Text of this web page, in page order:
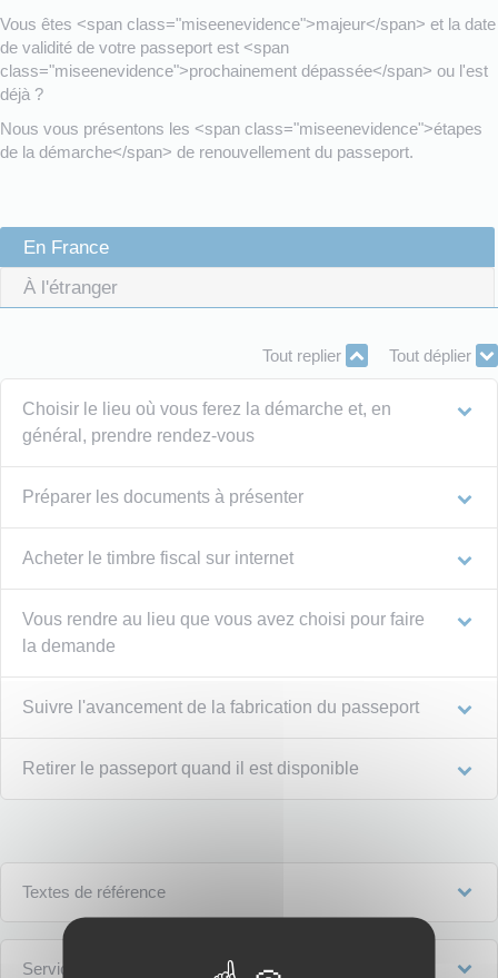
Vous êtes <span class="miseenevidence">majeur</span> et la date
de validité de votre passeport est <span
class="miseenevidence">prochainement dépassée</span> ou l'est
déjà ?
Nous vous présentons les <span class="miseenevidence">étapes
de la démarche</span> de renouvellement du passeport.
En France
À l'étranger
Tout replier Tout déplier
Choisir le lieu où vous ferez la démarche et, en
général, prendre rendez-vous
Préparer les documents à présenter
Acheter le timbre fiscal sur internet
Vous rendre au lieu que vous avez choisi pour faire
la demande
Suivre l'avancement de la fabrication du passeport
Retirer le passeport quand il est disponible
Textes de référence
Services en ligne et formulaires